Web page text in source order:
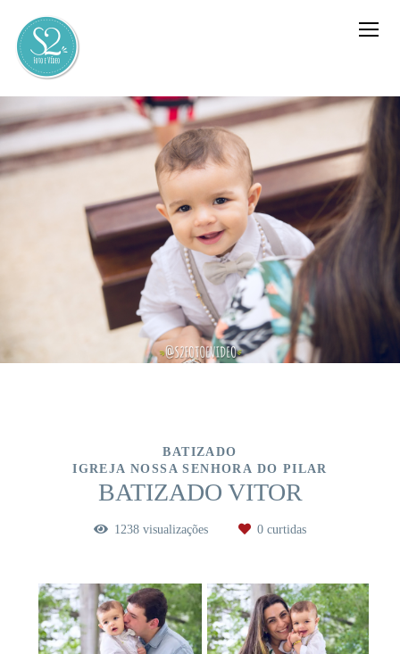
BATIZADO
IGREJA NOSSA SENHORA DO PILAR
BATIZADO VITOR
1238 visualizações 0 curtidas